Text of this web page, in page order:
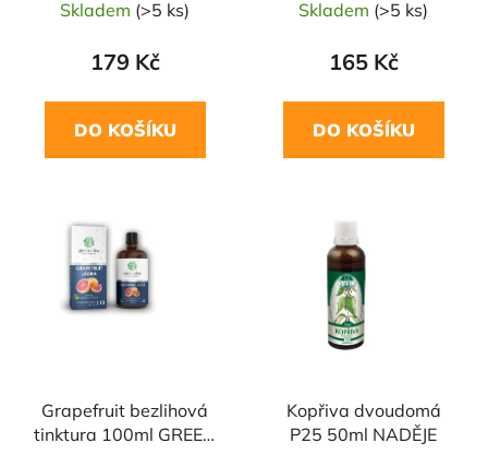
Skladem (>5 ks)
179 Kč
DO KOŠÍKU
Skladem (>5 ks)
165 Kč
DO KOŠÍKU
Grapefruit bezlihová
tinktura 100ml GREEN
Kopřiva dvoudomá
P25 50ml NADĚJE